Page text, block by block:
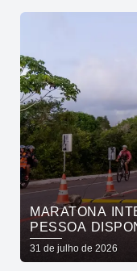
MARATONA
PESSOA
DAS PROVAS E
TRAJETOS
31 de julho de 2026